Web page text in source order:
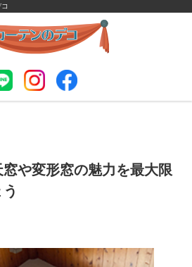
や変形窓の魅力を最大限